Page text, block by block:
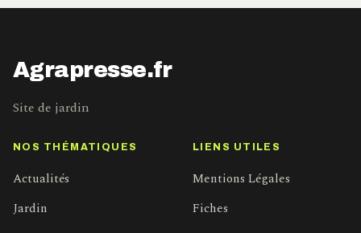
Agrapresse.fr
Site de jardin
NOS THÉMATIQUES
Actualités
Jardin
LIENS UTILES
Mentions Légales
Fiches